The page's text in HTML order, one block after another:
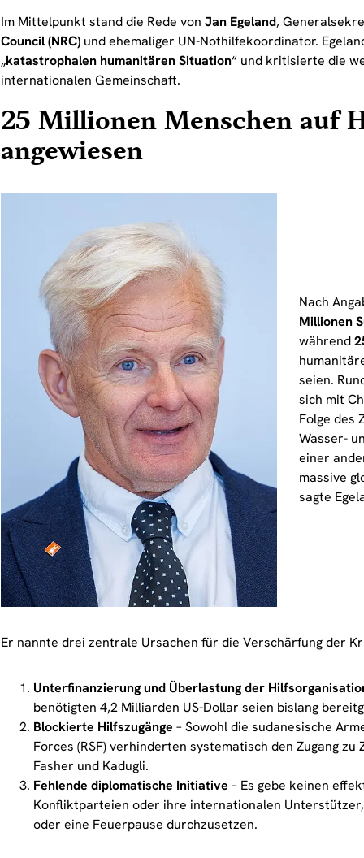
Im Mittelpunkt stand die Rede von Jan Egeland,
Council (NRC) und ehemaliger UN-Nothilfekoordinator.
„katastrophalen humanitären Situation“ und kritisierte die
internationalen Gemeinschaft.
25 Millionen Menschen auf
angewiesen
Nach
Millionen
während
seien.
sich mit
Folge des
Wasser-
einer
massive
sagte
Er nannte drei zentrale Ursachen für die Verschärfung der
Unterfinanzierung und Überlastung der
benötigten 4,2 Milliarden US-Dollar seien bislang
Blockierte Hilfszugänge – Sowohl die sudanesische
Forces (RSF) verhinderten systematisch den Zugang
Fasher und Kadugli.
Fehlende diplomatische Initiative – Es gebe keinen
Konfliktparteien oder ihre internationalen
oder eine Feuerpause durchzusetzen.